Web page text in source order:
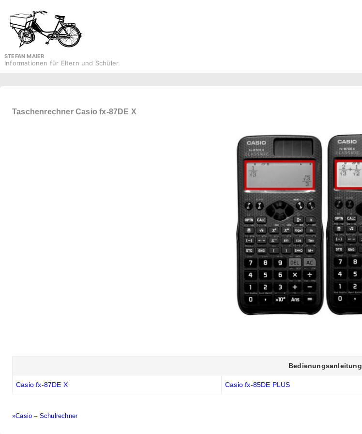
Zum
Inhalt
STEFAN MAIER
Informationen für Eltern und Schüler
Taschenrechner Casio fx-87DE X
Bedienungsanleitung
Casio fx-87DE X Casio fx-85DE PLUS
»Casio – Schulrechner